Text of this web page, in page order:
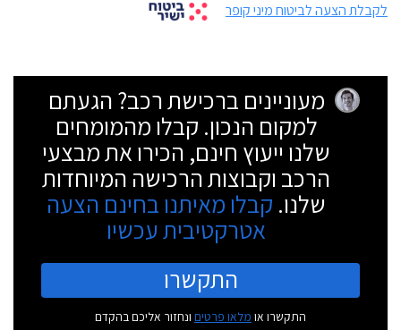
לקבלת הצעה לביטוח מיני קופר
מעוניינים ברכישת רכב? הגעתם
למקום הנכון. קבלו מהמומחים
שלנו ייעוץ חינם, הכירו את מבצעי
הרכב וקבוצות הרכישה המיוחדות
שלנו. קבלו מאיתנו בחינם הצעה
אטרקטיבית עכשיו
התקשרו
התקשרו או מלאו פרטים ונחזור אליכם בהקדם